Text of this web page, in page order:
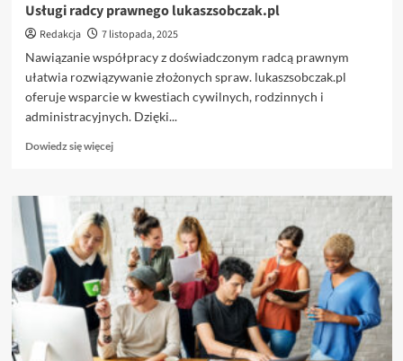
Usługi radcy prawnego lukaszsobczak.pl
Redakcja
7 listopada, 2025
Nawiązanie współpracy z doświadczonym radcą prawnym
ułatwia rozwiązywanie złożonych spraw. lukaszsobczak.pl
oferuje wsparcie w kwestiach cywilnych, rodzinnych i
administracyjnych. Dzięki...
Dowiedz się więcejDowiedz
Usługi
radcy
prawnego
lukaszsobczak.pl